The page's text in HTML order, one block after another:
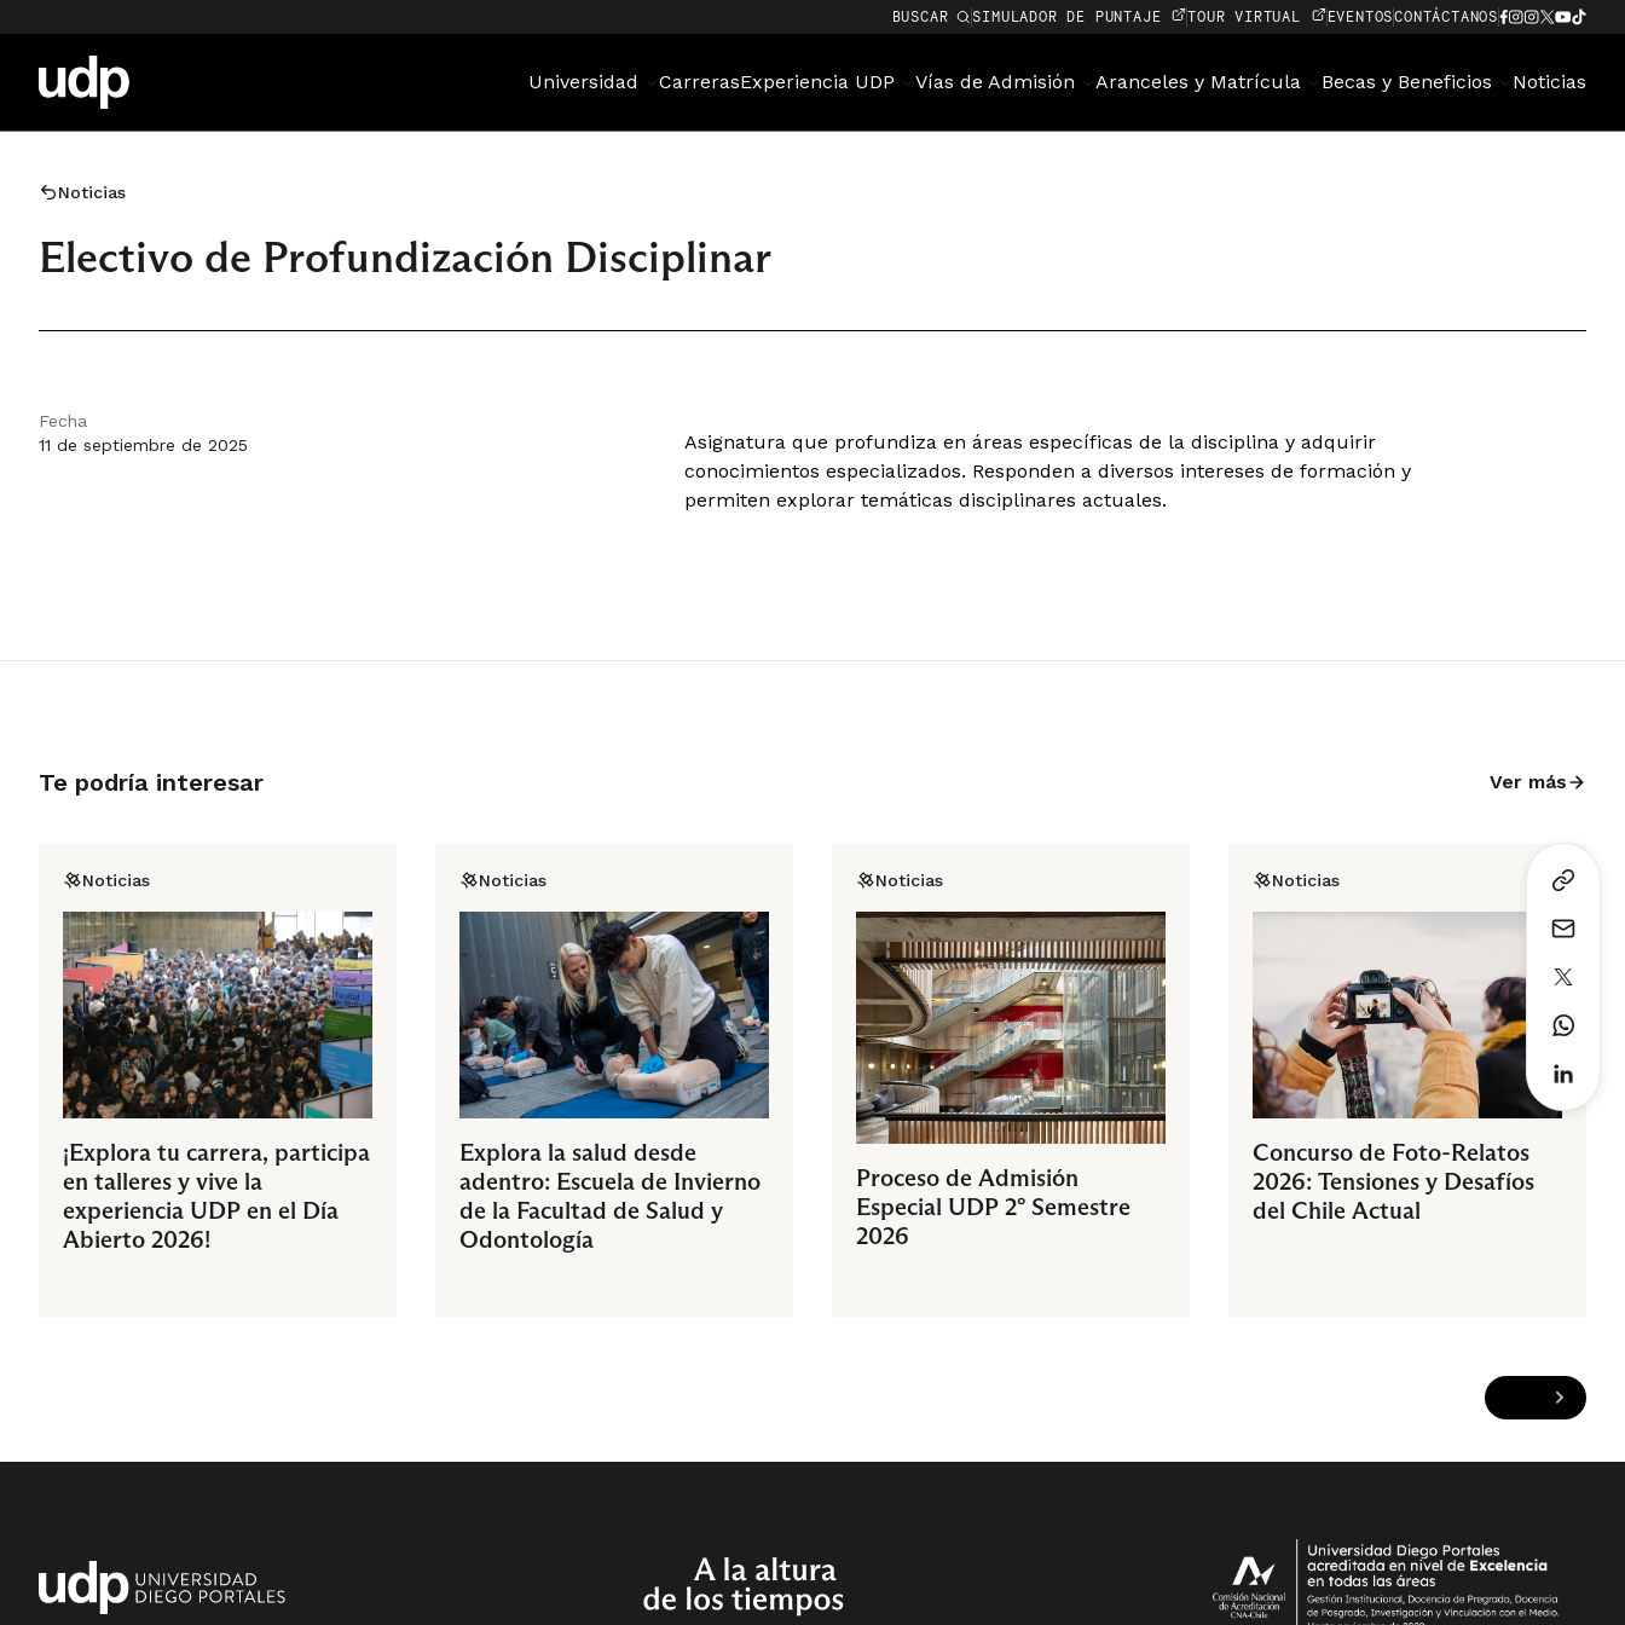
BUSCAR SIMULADOR DE PUNTAJE TOUR VIRTUAL EVENTOSCONTÁCTANOS
Universidad CarrerasExperiencia UDP Vías de Admisión Aranceles y Matrícula Becas y Beneficios Noticias
Noticias
Electivo de Profundización Disciplinar
Fecha
11 de septiembre de 2025
Asignatura que profundiza en áreas específicas de la disciplina y adquirir
conocimientos especializados. Responden a diversos intereses de formación y
permiten explorar temáticas disciplinares actuales.
Te podría interesar Ver más
Noticias
¡Explora tu carrera, participa
en talleres y vive la
experiencia UDP en el Día
Abierto 2026!
Noticias
Explora la salud desde
adentro: Escuela de Invierno
de la Facultad de Salud y
Odontología
Noticias
Proceso de Admisión
Especial UDP 2° Semestre
2026
Noticias
Concurso de Foto-Relatos
2026: Tensiones y Desafíos
del Chile Actual